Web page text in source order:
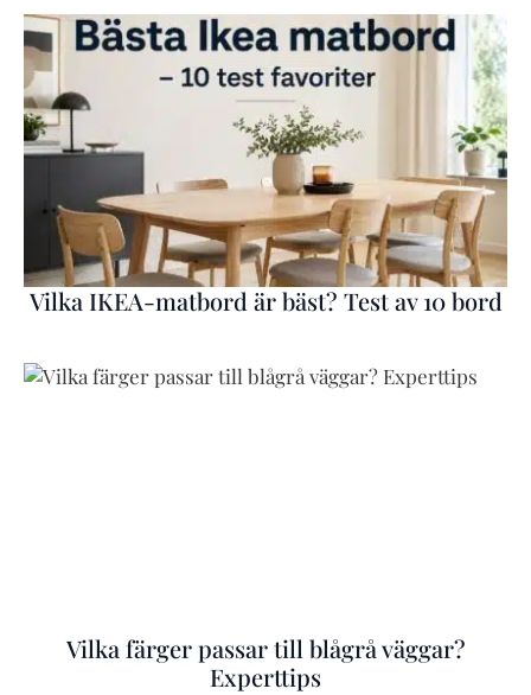
Vilka IKEA-matbord är bäst? Test av 10 bord
Vilka färger passar till blågrå väggar?
Experttips